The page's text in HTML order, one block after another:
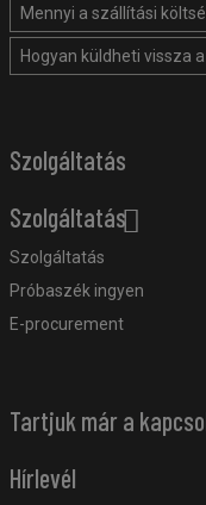
Mennyi a szállítási
Hogyan küldheti vissza
Szolgáltatás
Szolgáltatás
Szolgáltatás
Próbaszék ingyen
E-procurement
Tartjuk már a
Hírlevél